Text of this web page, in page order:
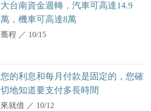
大台南資金週轉，汽車可高達14.9
萬，機車可高達8萬
蕎程 ／ 10/15
您的利息和每月付款是固定的，您確
切地知道要支付多長時間
來就借 ／ 10/12